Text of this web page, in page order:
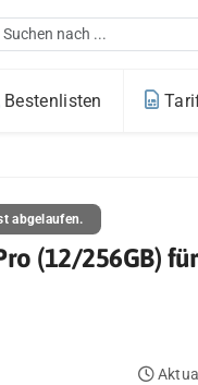
Bestenlisten
abgelaufen.
(12/256GB)